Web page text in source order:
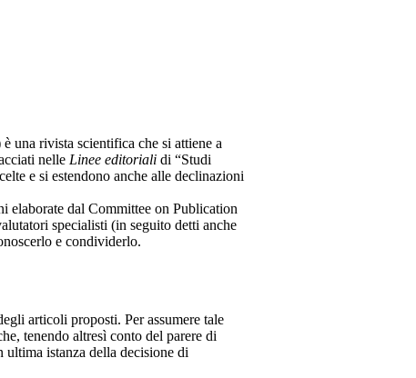
una rivista scientifica che si attiene a
nelle Linee editoriali di “Studi
e si estendono anche alle declinazioni
elaborate dal Committee on Publication
specialisti (in seguito detti anche
e condividerlo.
articoli proposti. Per assumere tale
tenendo altresì conto del parere di
istanza della decisione di